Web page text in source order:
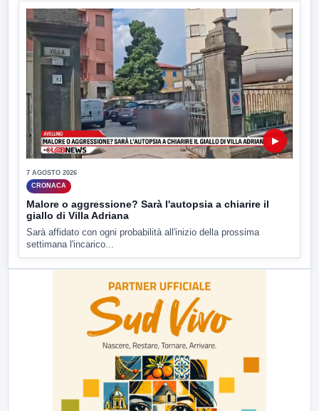
▶
7 AGOSTO 2026
CRONACA
Malore o aggressione? Sarà l'autopsia a chiarire il
giallo di Villa Adriana
Sarà affidato con ogni probabilità all'inizio della prossima
settimana l'incarico...